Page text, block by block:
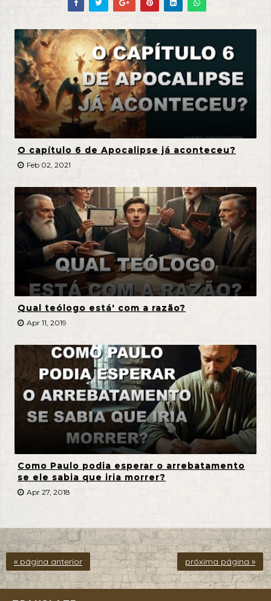
O capítulo 6 de Apocalipse já aconteceu?
Feb 02, 2021
Qual teólogo está' com a razão?
Apr 11, 2019
Como Paulo podia esperar o arrebatamento
se ele sabia que iria morrer?
Apr 27, 2018
« página anterior próxima página »